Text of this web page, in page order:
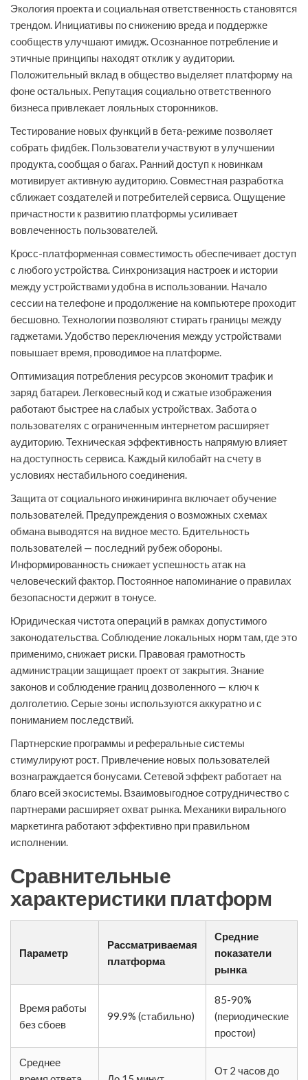
Экология проекта и социальная ответственность становятся
трендом. Инициативы по снижению вреда и поддержке
сообществ улучшают имидж. Осознанное потребление и
этичные принципы находят отклик у аудитории.
Положительный вклад в общество выделяет платформу на
фоне остальных. Репутация социально ответственного
бизнеса привлекает лояльных сторонников.
Тестирование новых функций в бета-режиме позволяет
собрать фидбек. Пользователи участвуют в улучшении
продукта, сообщая о багах. Ранний доступ к новинкам
мотивирует активную аудиторию. Совместная разработка
сближает создателей и потребителей сервиса. Ощущение
причастности к развитию платформы усиливает
вовлеченность пользователей.
Кросс-платформенная совместимость обеспечивает доступ
с любого устройства. Синхронизация настроек и истории
между устройствами удобна в использовании. Начало
сессии на телефоне и продолжение на компьютере проходит
бесшовно. Технологии позволяют стирать границы между
гаджетами. Удобство переключения между устройствами
повышает время, проводимое на платформе.
Оптимизация потребления ресурсов экономит трафик и
заряд батареи. Легковесный код и сжатые изображения
работают быстрее на слабых устройствах. Забота о
пользователях с ограниченным интернетом расширяет
аудиторию. Техническая эффективность напрямую влияет
на доступность сервиса. Каждый килобайт на счету в
условиях нестабильного соединения.
Защита от социального инжиниринга включает обучение
пользователей. Предупреждения о возможных схемах
обмана выводятся на видное место. Бдительность
пользователей — последний рубеж обороны.
Информированность снижает успешность атак на
человеческий фактор. Постоянное напоминание о правилах
безопасности держит в тонусе.
Юридическая чистота операций в рамках допустимого
законодательства. Соблюдение локальных норм там, где это
применимо, снижает риски. Правовая грамотность
администрации защищает проект от закрытия. Знание
законов и соблюдение границ дозволенного — ключ к
долголетию. Серые зоны используются аккуратно и с
пониманием последствий.
Партнерские программы и реферальные системы
стимулируют рост. Привлечение новых пользователей
вознаграждается бонусами. Сетевой эффект работает на
благо всей экосистемы. Взаимовыгодное сотрудничество с
партнерами расширяет охват рынка. Механики вирального
маркетинга работают эффективно при правильном
исполнении.
Сравнительные
характеристики платформ
Параметр
Рассматриваемая
платформа
Средние
показатели
рынка
Время работы
без сбоев
99.9% (стабильно)
85-90%
(периодические
простои)
Среднее
От 2 часов до